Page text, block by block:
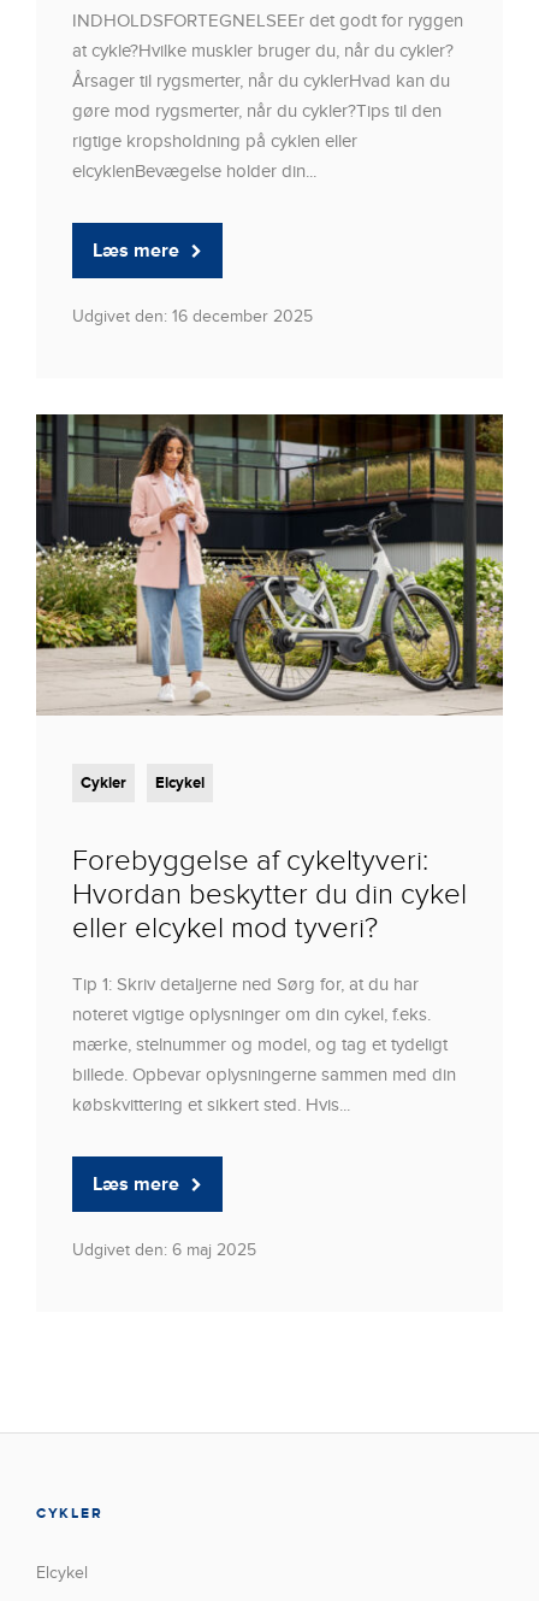
INDHOLDSFORTEGNELSEEr det godt for ryggen
at cykle?Hvilke muskler bruger du, når du cykler?
Årsager til rygsmerter, når du cyklerHvad kan du
gøre mod rygsmerter, når du cykler?Tips til den
rigtige kropsholdning på cyklen eller
elcyklenBevægelse holder din...
Læs mere
Udgivet den: 16 december 2025
Cykler Elcykel
Forebyggelse af cykeltyveri:
Hvordan beskytter du din cykel
eller elcykel mod tyveri?
Tip 1: Skriv detaljerne ned Sørg for, at du har
noteret vigtige oplysninger om din cykel, f.eks.
mærke, stelnummer og model, og tag et tydeligt
billede. Opbevar oplysningerne sammen med din
købskvittering et sikkert sted. Hvis...
Læs mere
Udgivet den: 6 maj 2025
CYKLER
Elcykel